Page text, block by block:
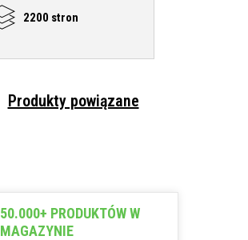
2200 stron
Produkty powiązane
50.000+ PRODUKTÓW W
MAGAZYNIE